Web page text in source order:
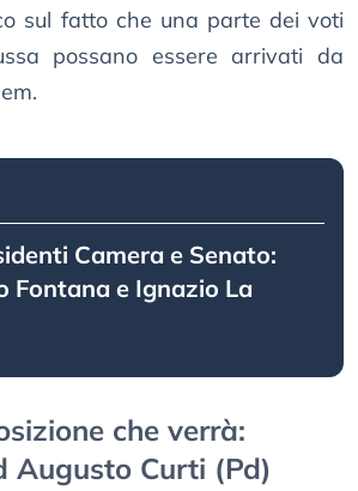
sul fatto che una parte dei voti
possano essere arrivati da
Camera e Senato:
Fontana e Ignazio La
che verrà:
Augusto Curti (Pd)